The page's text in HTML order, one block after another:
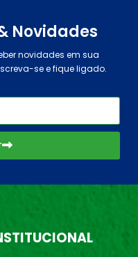
Novidades
novidades em sua
se e fique ligado.